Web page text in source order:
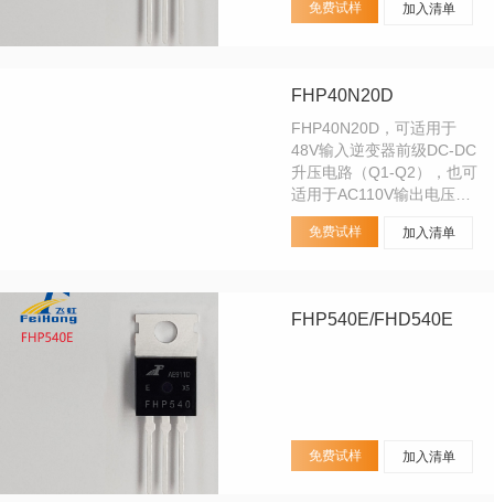
桥PMW马达驱动。
免费试样 加入清单
FHP40N20D
FHP40N20D，可适用于
48V输入逆变器前级DC-DC
升压电路（Q1-Q2），也可
适用于AC110V输出电压的
修正波DC-AC全桥逆变电路
（Q3-Q6）。可替代IR场效
免费试样 加入清单
FHP540E/FHD540E
免费试样 加入清单